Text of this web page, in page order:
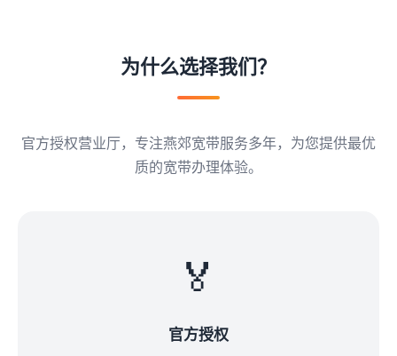
为什么选择我们？
官方授权营业厅，专注燕郊宽带服务多年，为您提供最优
质的宽带办理体验。
🏅
官方授权